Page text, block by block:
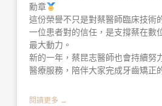
勳章
這份榮譽不只是對蔡醫師臨床技術
一位患者對的信任，是支撐蔡在數
最大動力。
新的一年，蔡昆志醫師也會持續努
醫療服務，陪伴大家完成牙齒矯正
閱讀更多 →